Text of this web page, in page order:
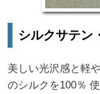
シルクサテン
美しい光沢感と軽
のシルクを100％